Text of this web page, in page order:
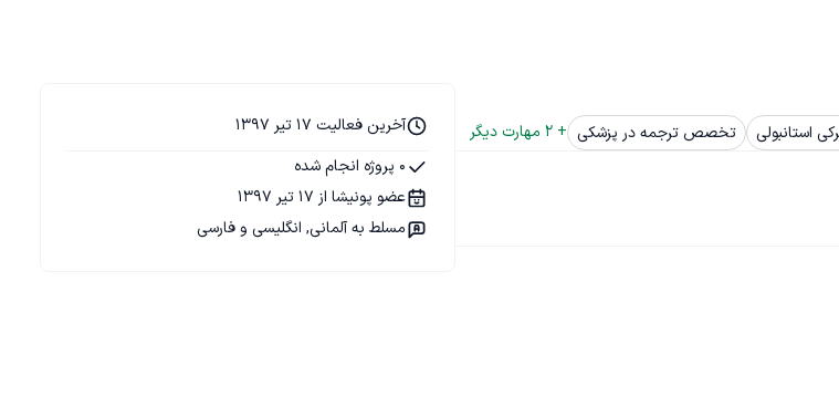
استانبولی تخصص ترجمه در پزشکی +
2 مهارت دیگر
آخرین فعالیت 17 تیر 1397
0 پروژه انجام شده
عضو پونیشا از 17 تیر 1397
مسلط به آلمانی, انگلیسی و فارسی